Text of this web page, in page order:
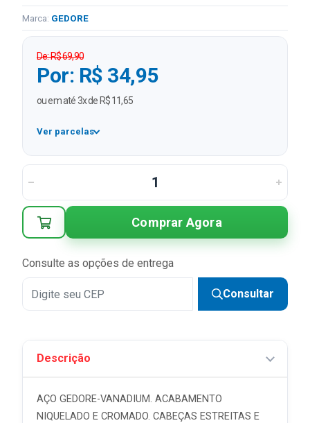
Marca: GEDORE
De: R$ 69,90
Por: R$ 34,95
ou em até 3x de R$ 11,65
Ver parcelas
1x R$ 34,95
3x R$ 11,65 sem juros
Comprar Agora
Consulte as opções de entrega
Consultar
Descrição
AÇO GEDORE-VANADIUM. ACABAMENTO
NIQUELADO E CROMADO. CABEÇAS ESTREITAS E